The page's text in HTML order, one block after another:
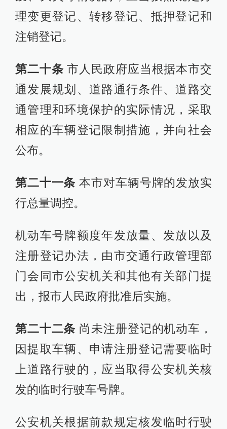
理变更登记、转移登记、抵押登记和
注销登记。
第二十条 市人民政府应当根据本市交
通发展规划、道路通行条件、道路交
通管理和环境保护的实际情况，采取
相应的车辆登记限制措施，并向社会
公布。
第二十一条 本市对车辆号牌的发放实
行总量调控。
机动车号牌额度年发放量、发放以及
注册登记办法，由市交通行政管理部
门会同市公安机关和其他有关部门提
出，报市人民政府批准后实施。
第二十二条 尚未注册登记的机动车，
因提取车辆、申请注册登记需要临时
上道路行驶的，应当取得公安机关核
发的临时行驶车号牌。
公安机关根据前款规定核发临时行驶